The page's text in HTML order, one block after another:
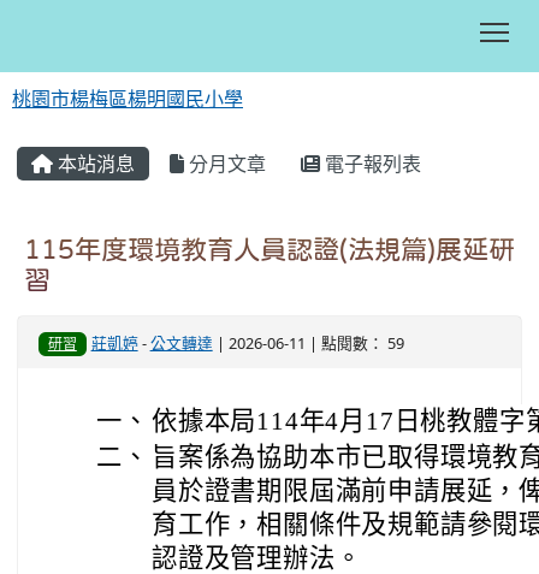
桃園市楊梅區楊明國民小學
本站消息 分月文章 電子報列表
115年度環境教育人員認證(法規篇)展延研
習
研習 莊凱婷-公文轉達 | 2026-06-11 | 點閱數： 59
一、 依據本局114年4月17日桃教體字
二、 旨案係為協助本市已取得環境教
員於證書期限屆滿前申請展延，
育工作，相關條件及規範請參閱
認證及管理辦法。